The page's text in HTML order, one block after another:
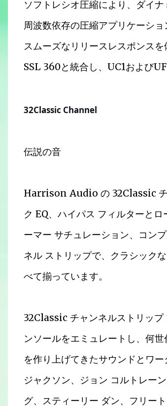
ソフトレシオ圧縮により、ダイ
周波数依存の圧縮アプリケーシ
スムーズなリリースレスポンス
SSL 360と統合し、UC1および
32Classic Channel
伝説の音
Harrison Audio の 32Classic チ
ク EQ、ハイパス フィルターと
ーマー サチュレーション、コン
ネル ストリップで、クラシック
べて揃っています。
32Classic チャンネルストリッ
ンソールをエミュレートし、何
を作り上げてきたサウンドとワ
ジャクソン、ジョン コルトレー
グ、スティーリー ダン、フリー